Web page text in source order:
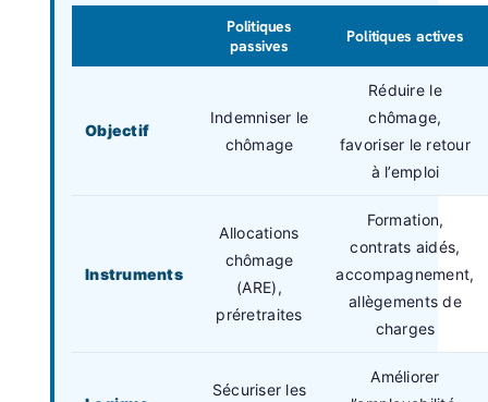
Politiques
passives
Politiques actives
Objectif
Indemniser le
chômage
Réduire le
chômage,
favoriser le retour
à l’emploi
Instruments
Allocations
chômage
(ARE),
préretraites
Formation,
contrats aidés,
accompagnement,
allègements de
charges
Sécuriser les
Améliorer